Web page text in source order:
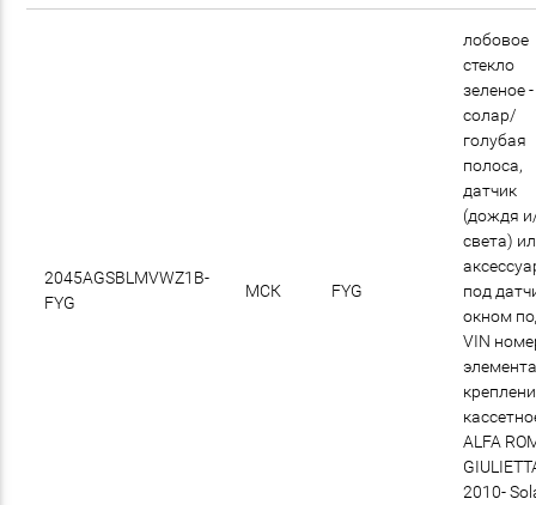
2045AGSBLMVWZ1B-
FYG
МСК FYG
лобовое
стекло
зеленое -
солар/
голубая
полоса,
датчик
(дождя
света)
под
окном
VIN
ALFA
2010-